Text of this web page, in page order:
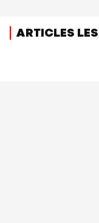
ARTICLES